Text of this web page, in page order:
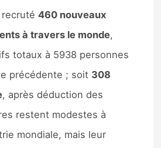
recruté460 nouveaux
à travers le monde,
totaux à 5938 personnes
précédente ; soit 308
, après déduction des
restent modestes à
mondiale, mais leur